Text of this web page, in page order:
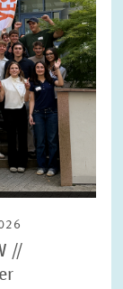
//